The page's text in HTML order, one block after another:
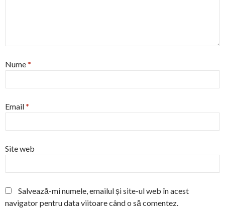
Nume*
Email*
Site web
Salvează-mi numele, emailul și site-ul web în acest
navigator pentru data viitoare când o să comentez.